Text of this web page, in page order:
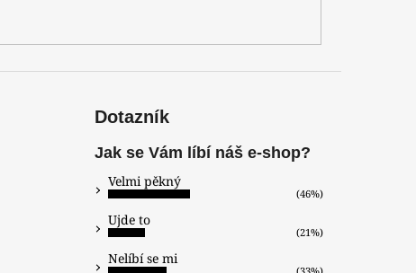
Dotazník
Jak se Vám líbí náš e-shop?
Velmi pěkný
(46%)
Ujde to
(21%)
Nelíbí se mi